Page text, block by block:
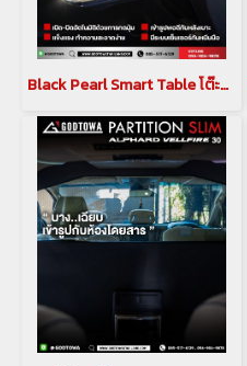
Black Pearl Smart Table โต๊ะอเนกประสงค์ไฟฟ้า พร้อมเบาะพักเท้า black pearl สำหรับ Alphard Vellfire 30